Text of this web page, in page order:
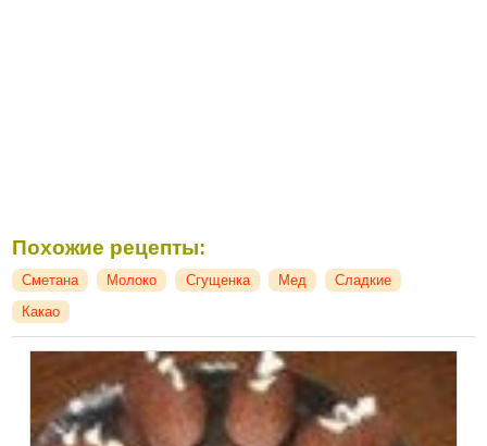
Похожие рецепты:
Сметана Молоко Сгущенка Мед
Сладкие
Какао